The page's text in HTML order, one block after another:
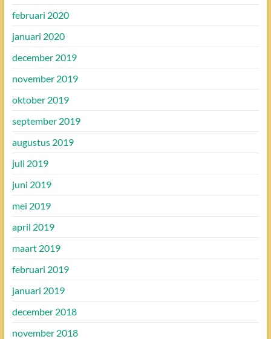
februari 2020
januari 2020
december 2019
november 2019
oktober 2019
september 2019
augustus 2019
juli 2019
juni 2019
mei 2019
april 2019
maart 2019
februari 2019
januari 2019
december 2018
november 2018